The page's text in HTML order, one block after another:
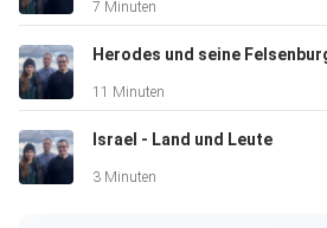
7 Minuten
11 Minuten
Israel - Land und Leute
3 Minuten